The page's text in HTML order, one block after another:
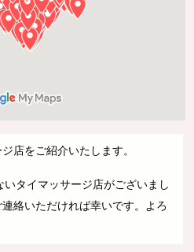
店をご紹介いたします。
いタイマッサージ店がございまし
連絡いただければ幸いです。よろ